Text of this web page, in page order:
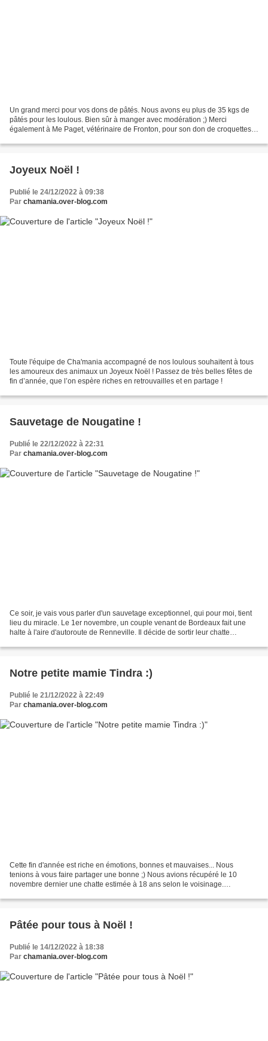
Un grand merci pour vos dons de pâtés. Nous avons eu plus de 35 kgs de
pâtés pour les loulous. Bien sûr à manger avec modération ;) Merci
également à Me Paget, vétérinaire de Fronton, pour son don de croquettes
Joyeux Noël !
Publié le 24/12/2022 à 09:38
Par chamania.over-blog.com
Toute l'équipe de Cha'mania accompagné de nos loulous souhaitent à tous
les amoureux des animaux un Joyeux Noël ! Passez de très belles fêtes de
fin d’année, que l’on espère riches en retrouvailles et en partage !
Sauvetage de Nougatine !
Publié le 22/12/2022 à 22:31
Par chamania.over-blog.com
Ce soir, je vais vous parler d'un sauvetage exceptionnel, qui pour moi, tient
lieu du miracle. Le 1er novembre, un couple venant de Bordeaux fait une
halte à l'aire d'autoroute de Renneville. Il décide de sortir leur chatte
Notre petite mamie Tindra :)
Publié le 21/12/2022 à 22:49
Par chamania.over-blog.com
Cette fin d'année est riche en émotions, bonnes et mauvaises... Nous
tenions à vous faire partager une bonne ;) Nous avions récupéré le 10
novembre dernier une chatte estimée à 18 ans selon le voisinage.
Pâtée pour tous à Noël !
Publié le 14/12/2022 à 18:38
Par chamania.over-blog.com